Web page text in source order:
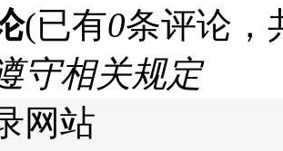
(已有0条评论，
守相关规定
网站